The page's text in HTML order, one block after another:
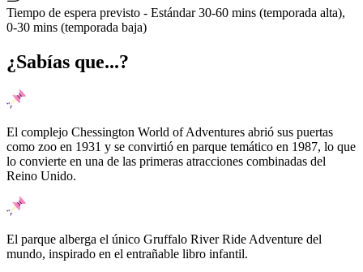
Tiempo de espera previsto - Estándar30-60 mins (temporada alta),
0-30 mins (temporada baja)
¿Sabías que...?
El complejo Chessington World of Adventures abrió sus puertas
como zoo en 1931 y se convirtió en parque temático en 1987, lo que
lo convierte en una de las primeras atracciones combinadas del
Reino Unido.
El parque alberga el único Gruffalo River Ride Adventure del
mundo, inspirado en el entrañable libro infantil.